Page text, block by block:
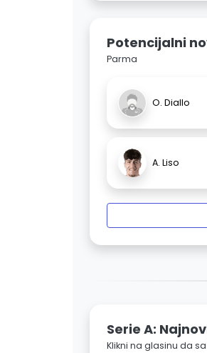
Potencijalni
Parma
O. Diallo
A. Liso
Serie A:
Klikni na glasinu da